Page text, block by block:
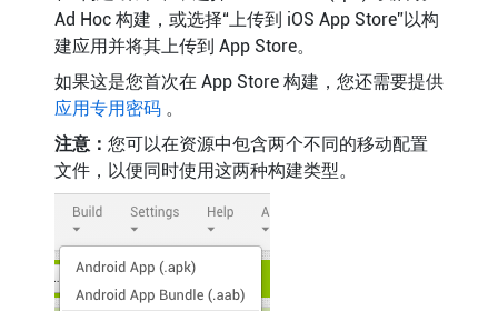
Ad Hoc 构建，或选择“上传到 iOS App Store”以构
建应用并将其上传到 App Store。
如果这是您首次在 App Store 构建，您还需要提供
应用专用密码。
注意： 您可以在资源中包含两个不同的移动配置
文件，以便同时使用这两种构建类型。